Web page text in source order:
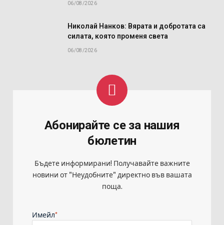
06/08/2026
Николай Нанков: Вярата и добротата са
силата, която променя света
06/08/2026
Абонирайте се за нашия
бюлетин
Бъдете информирани! Получавайте важните
новини от "Неудобните" директно във вашата
поща.
Имейл*